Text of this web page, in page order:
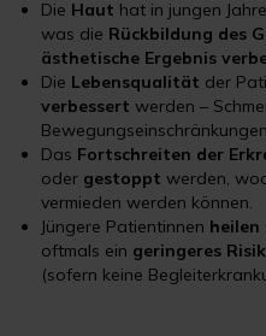
Die Haut hat in jungen
was die Rückbildung des
ästhetische Ergebnis
Die Lebensqualität der
verbessert werden –
Das Fortschreiten der
oder gestoppt werden,
vermieden werden können.
Jüngere Patientinnen heilen
oftmals ein geringeres
(sofern keine